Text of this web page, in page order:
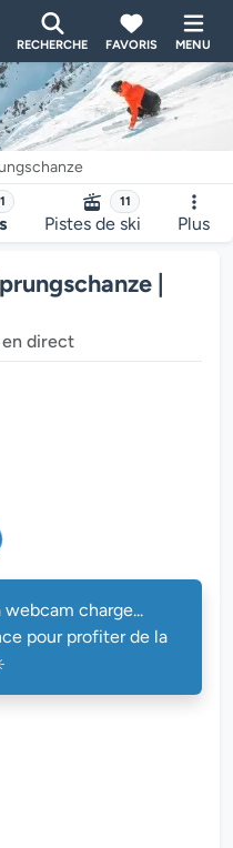
RECHERCHE FAVORIS MENU
11
Pistes de ski Plus
|
en direct
charge...
pour profiter de la